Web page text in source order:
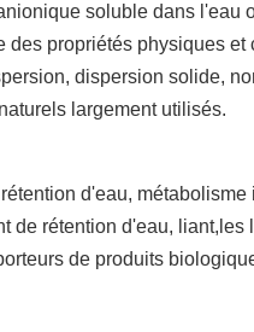
soluble dans l'eau
propriétés physiques et
dispersion solide,
largement utilisés.
d'eau, métabolisme
de rétention d'eau, liant,les
de produits